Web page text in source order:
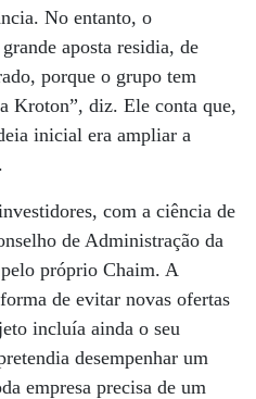
No entanto, o
aposta residia, de
porque o grupo tem
Kroton”, diz. Ele conta que,
inicial era ampliar a
com a ciência de
de Administração da
próprio Chaim. A
de evitar novas ofertas
incluía ainda o seu
desempenhar um
empresa precisa de um